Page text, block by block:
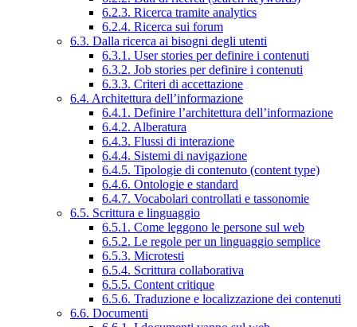
6.2.3. Ricerca tramite analytics
6.2.4. Ricerca sui forum
6.3. Dalla ricerca ai bisogni degli utenti
6.3.1. User stories per definire i contenuti
6.3.2. Job stories per definire i contenuti
6.3.3. Criteri di accettazione
6.4. Architettura dell’informazione
6.4.1. Definire l’architettura dell’informazione
6.4.2. Alberatura
6.4.3. Flussi di interazione
6.4.4. Sistemi di navigazione
6.4.5. Tipologie di contenuto (content type)
6.4.6. Ontologie e standard
6.4.7. Vocabolari controllati e tassonomie
6.5. Scrittura e linguaggio
6.5.1. Come leggono le persone sul web
6.5.2. Le regole per un linguaggio semplice
6.5.3. Microtesti
6.5.4. Scrittura collaborativa
6.5.5. Content critique
6.5.6. Traduzione e localizzazione dei contenuti
6.6. Documenti